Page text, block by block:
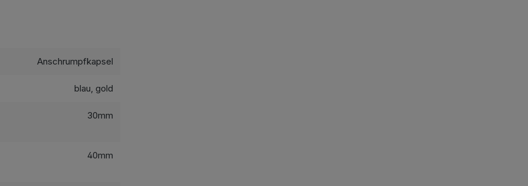
Anschrumpfkapsel
blau, gold
30mm
40mm